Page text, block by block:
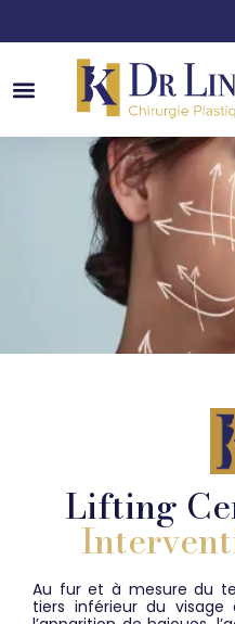
Lifting
Au fur et à mesure du
tiers inférieur du